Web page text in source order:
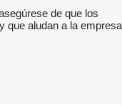
de que los
que aludan a la empresa